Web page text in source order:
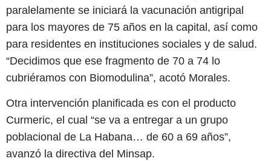
paralelamente se iniciará la vacunación antigripal
para los mayores de 75 años en la capital, así como
para residentes en instituciones sociales y de salud.
“Decidimos que ese fragmento de 70 a 74 lo
cubriéramos con Biomodulina”, acotó Morales.
Otra intervención planificada es con el producto
Curmeric, el cual “se va a entregar a un grupo
poblacional de La Habana… de 60 a 69 años”,
avanzó la directiva del Minsap.